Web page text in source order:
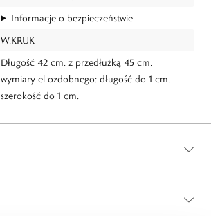
Informacje o bezpieczeństwie
W.KRUK
Długość 42 cm, z przedłużką 45 cm,
wymiary el ozdobnego: długość do 1 cm,
szerokość do 1 cm.